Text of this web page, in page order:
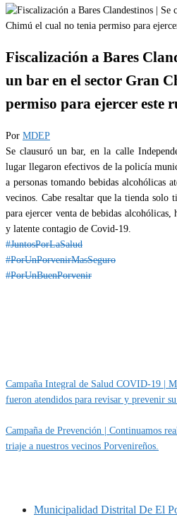
Fiscalización a Bares
un bar en el sector Gran
permiso para ejercer este
Por MDEP
Se clausuró un bar, en la calle
lugar llegaron efectivos de la policía
a personas tomando bebidas alcohólicas
vecinos. Cabe resaltar que la tienda solo
para ejercer venta de bebidas alcohólicas,
y latente contagio de Covid-19.
#JuntosPorLaSalud
#PorUnPorvenirMasSeguro
#PorUnBuenPorvenir
Campaña Integral de Salud COVID-19 |
fueron atendidos para revisar y prevenir su
Campaña de Prevención | Continuamos
triaje a nuestros vecinos Porvenireños.
Municipalidad Distrital De El